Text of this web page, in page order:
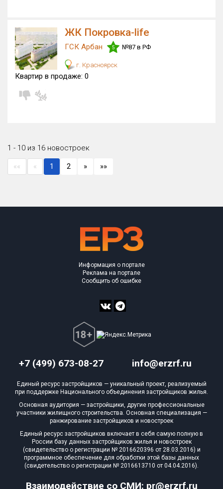
ЖК Покровка-life
ГСК Арбан 5 №87 в РФ
г. Красноярск
Квартир в продаже: 0
1 - 10 из 16 новостроек
«« « 1 2 » »»
+7 (499) 673-08-27 info@erzrf.ru
Взаимодействие со СМИ: pr@erzrf.ru
Информация о портале
Реклама на портале
Сообщить об ошибке
Единый ресурс застройщиков — уникальный проект, реализуемый
при поддержке Национального объединения застройщиков жилья.
Основная аудитория — застройщики, другие профессиональные
участники жилищного строительства. Основная специализация —
ранжирование застройщиков и новостроек
Единый ресурс застройщиков включает в себя самую полную в
России базу данных застройщиков жилья и новостроек
(свидетельство о регистрации № 2016620396 от 28.03.2016) и
программное обеспечение для обработки этой базы данных
(свидетельство о регистрации № 2016613710 от 04.04.2016).